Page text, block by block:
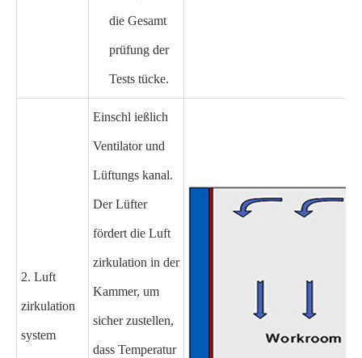
die Gesamt
prüfung der
Tests tücke.
2. Luft
zirkulation
system
Einschl ießlich
Ventilator und
Lüftungs kanal.
Der Lüfter
fördert die Luft
zirkulation in der
Kammer, um
sicher zustellen,
dass Temperatur